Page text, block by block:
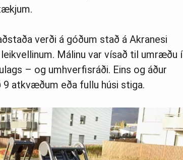
verði á góðum stað á Akranesi
Málinu var vísað til umræðu í
– og umhverfisráði. Eins og áður
atkvæðum eða fullu húsi stiga.